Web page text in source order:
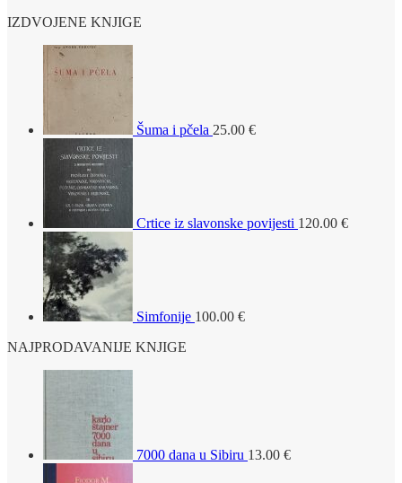
IZDVOJENE KNJIGE
Šuma i pčela 25.00 €
Crtice iz slavonske povijesti 120.00 €
Simfonije 100.00 €
NAJPRODAVANIJE KNJIGE
7000 dana u Sibiru 13.00 €